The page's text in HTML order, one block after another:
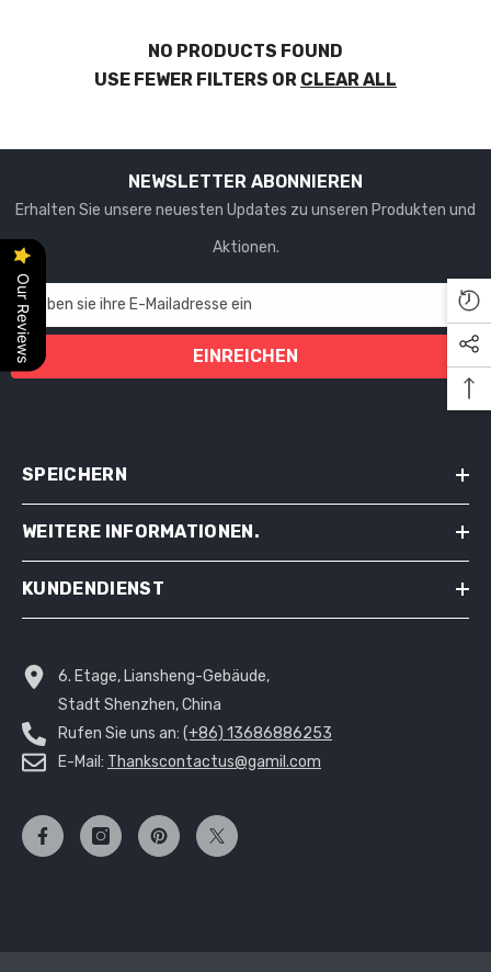
NO PRODUCTS FOUND
USE FEWER FILTERS OR CLEAR ALL
NEWSLETTER ABONNIEREN
Erhalten Sie unsere neuesten Updates zu unseren Produkten und
Aktionen.
Geben sie ihre E-Mailadresse ein
EINREICHEN
SPEICHERN
WEITERE INFORMATIONEN.
KUNDENDIENST
6. Etage, Liansheng-Gebäude,
Stadt Shenzhen, China
Rufen Sie uns an: (+86) 13686886253
E-Mail: Thankscontactus@gamil.com
Our Reviews